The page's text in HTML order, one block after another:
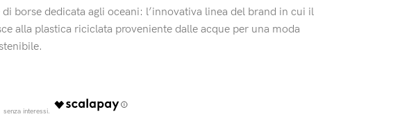
di borse dedicata agli oceani: l’innovativa linea del brand in cui il
alla plastica riciclata proveniente dalle acque per una moda